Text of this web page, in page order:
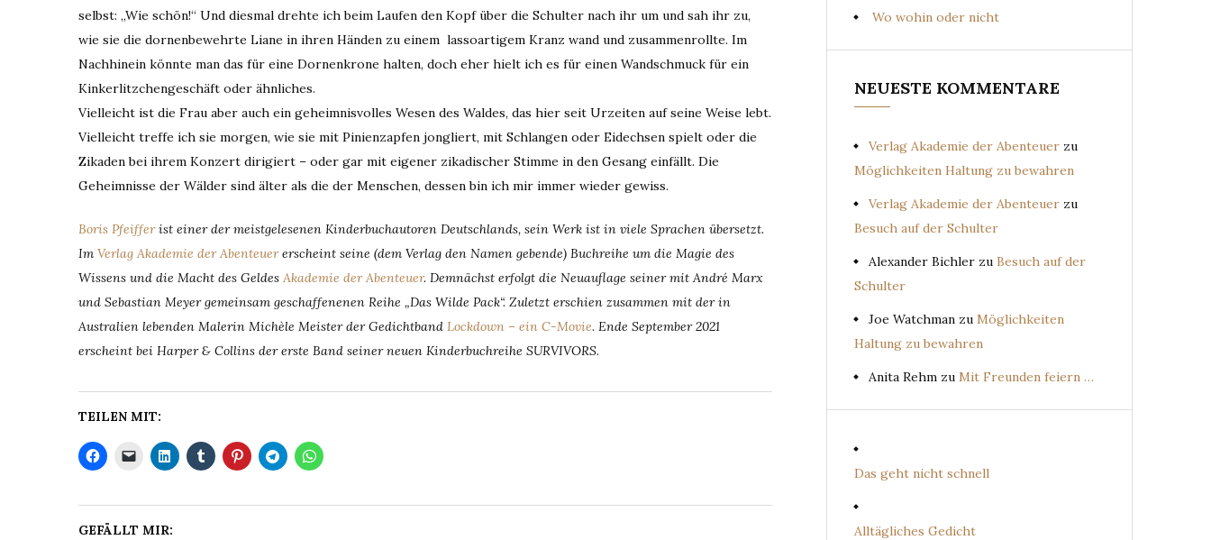
selbst: „Wie schön!“ Und diesmal drehte ich beim Laufen den Kopf über die Schulter nach ihr um und sah ihr zu,
wie sie die dornenbewehrte Liane in ihren Händen zu einem lassoartigem Kranz wand und zusammenrollte. Im
Nachhinein könnte man das für eine Dornenkrone halten, doch eher hielt ich es für einen Wandschmuck für ein
Kinkerlitzchengeschäft oder ähnliches.
Vielleicht ist die Frau aber auch ein geheimnisvolles Wesen des Waldes, das hier seit Urzeiten auf seine Weise lebt.
Vielleicht treffe ich sie morgen, wie sie mit Pinienzapfen jongliert, mit Schlangen oder Eidechsen spielt oder die
Zikaden bei ihrem Konzert dirigiert – oder gar mit eigener zikadischer Stimme in den Gesang einfällt. Die
Geheimnisse der Wälder sind älter als die der Menschen, dessen bin ich mir immer wieder gewiss.
Boris Pfeifferist einer der meistgelesenen Kinderbuchautoren Deutschlands, sein Werk ist in viele Sprachen übersetzt.
Im Verlag Akademie der Abenteuererscheint seine (dem Verlag den Namen gebende) Buchreihe um die Magie des
Wissens und die Macht des Geldes Akademie der Abenteuer. Demnächst erfolgt die Neuauflage seiner mit André Marx
und Sebastian Meyer gemeinsam geschaffenenen Reihe „Das Wilde Pack“. Zuletzt erschien zusammen mit der in
Australien lebenden Malerin Michèle Meister der Gedichtband Lockdown – ein C-Movie. Ende September 2021
erscheint bei Harper & Collins der erste Band seiner neuen Kinderbuchreihe SURVIVORS.
TEILEN MIT:
GEFÄLLT MIR:
Wo wohin oder nicht
NEUESTE KOMMENTARE
Verlag Akademie der Abenteuer zu
Möglichkeiten Haltung zu bewahren
Verlag Akademie der Abenteuer zu
Besuch auf der Schulter
Alexander Bichler zu Besuch auf der
Schulter
Joe Watchman zu Möglichkeiten
Haltung zu bewahren
Anita Rehm zu Mit Freunden feiern …
Das geht nicht schnell
Alltägliches Gedicht